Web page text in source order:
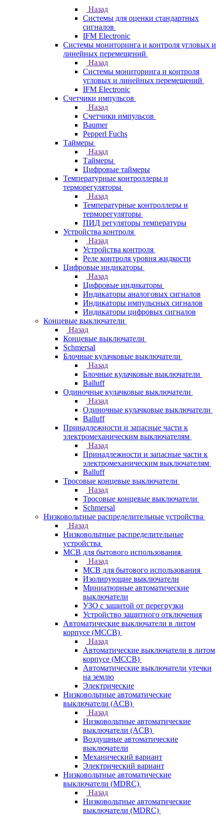
Назад
Системы для оценки стандартных
сигналов
IFM Electronic
Системы мониторинга и контроля угловых и
линейных перемещений
Назад
Системы мониторинга и контроля
угловых и линейных перемещений
IFM Electronic
Счетчики импульсов
Назад
Счетчики импульсов
Baumer
Pepperl Fuchs
Таймеры
Назад
Таймеры
Цифровые таймеры
Температурные контроллеры и
терморегуляторы
Назад
Температурные контроллеры и
терморегуляторы
ПИД регуляторы температуры
Устройства контроля
Назад
Устройства контроля
Реле контроля уровня жидкости
Цифровые индикаторы
Назад
Цифровые индикаторы
Индикаторы аналоговых сигналов
Индикаторы импульсных сигналов
Индикаторы цифровых сигналов
Концевые выключатели
Назад
Концевые выключатели
Schmersal
Блочные кулачковые выключатели
Назад
Блочные кулачковые выключатели
Balluff
Одиночные кулачковые выключатели
Назад
Одиночные кулачковые выключатели
Balluff
Принадлежности и запасные части к
электромеханическим выключателям
Назад
Принадлежности и запасные части к
электромеханическим выключателям
Balluff
Тросовые концевые выключатели
Назад
Тросовые концевые выключатели
Schmersal
Низковольтные распределительные устройства
Назад
Низковольтные распределительные
устройства
MCB для бытового использования
Назад
MCB для бытового использования
Изолирующие выключатели
Миниатюрные автоматические
выключатели
УЗО с защитой от перегрузки
Устройство защитного отключения
Автоматические выключатели в литом
корпусе (MCCB)
Назад
Автоматические выключатели в литом
корпусе (MCCB)
Автоматические выключатели утечки
на землю
Электрические
Низковольтные автоматические
выключатели (ACB)
Назад
Низковольтные автоматические
выключатели (ACB)
Воздушные автоматические
выключатели
Механический вариант
Электрический вариант
Низковольтные автоматические
выключатели (MDRC)
Назад
Низковольтные автоматические
выключатели (MDRC)